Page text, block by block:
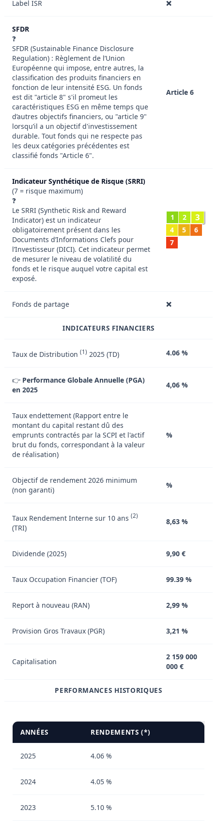
Label ISR ❌
SFDR
❓
SFDR (Sustainable Finance Disclosure
Regulation) : Règlement de l’Union
Européenne qui impose, entre autres, la
classification des produits financiers en
fonction de leur intensité ESG. Un fonds
est dit "article 8" s'il promeut les
caractéristiques ESG en même temps que
d’autres objectifs financiers, ou "article 9"
lorsqu’il a un objectif d'investissement
durable. Tout fonds qui ne respecte pas
les deux catégories précédentes est
classifié fonds "Article 6".
Article 6
Indicateur Synthétique de Risque (SRRI)
(7 = risque maximum)
❓
Le SRRI (Synthetic Risk and Reward
Indicator) est un indicateur
obligatoirement présent dans les
Documents d’Informations Clefs pour
l’Investisseur (DICI). Cet indicateur permet
de mesurer le niveau de volatilité du
fonds et le risque auquel votre capital est
exposé.
1 2 3
4 5
6
7
Fonds de partage ❌
INDICATEURS FINANCIERS
Taux de Distribution (1) 2025 (TD) 4.06 %
👉 Performance Globale Annuelle (PGA)
en 2025
4,06 %
Taux endettement (Rapport entre le
montant du capital restant dû des
emprunts contractés par la SCPI et l'actif
brut du fonds, correspondant à la valeur
de réalisation)
%
Objectif de rendement 2026 minimum
(non garanti)
%
Taux Rendement Interne sur 10 ans (2)
(TRI)
8,63 %
Dividende (2025) 9,90 €
Taux Occupation Financier (TOF) 99.39 %
Report à nouveau (RAN) 2,99 %
Provision Gros Travaux (PGR) 3,21 %
Capitalisation
2 159 000
000 €
PERFORMANCES HISTORIQUES
ANNÉES RENDEMENTS (*)
2025 4.06 %
2024 4.05 %
2023 5.10 %